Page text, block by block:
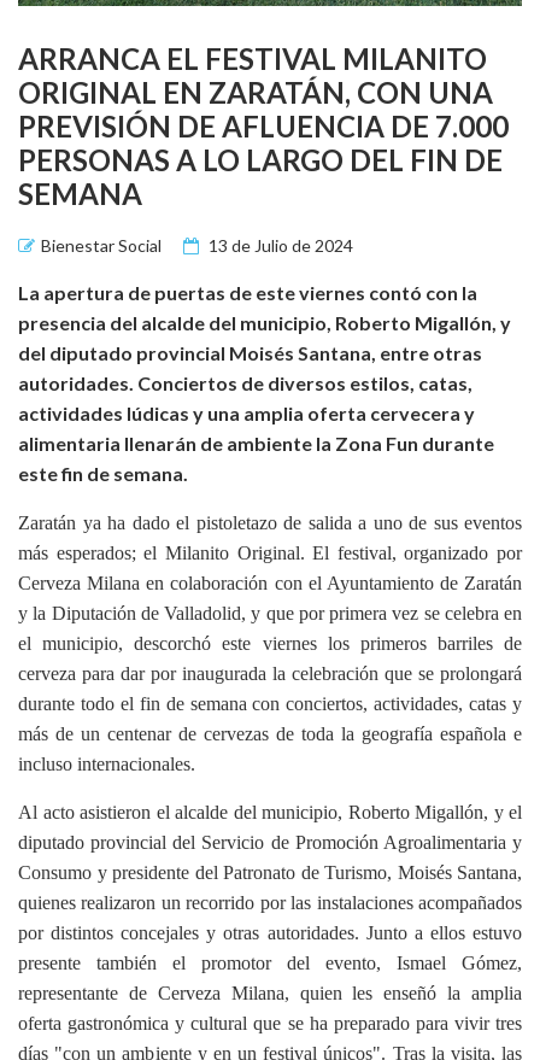
ARRANCA EL FESTIVAL MILANITO
ORIGINAL EN ZARATÁN, CON UNA
PREVISIÓN DE AFLUENCIA DE 7.000
PERSONAS A LO LARGO DEL FIN DE
SEMANA
Bienestar Social 13 de Julio de 2024
La apertura de puertas de este viernes contó con la
presencia del alcalde del municipio, Roberto Migallón, y
del diputado provincial Moisés Santana, entre otras
autoridades. Conciertos de diversos estilos, catas,
actividades lúdicas y una amplia oferta cervecera y
alimentaria llenarán de ambiente la Zona Fun durante
este fin de semana.
Zaratán ya ha dado el pistoletazo de salida a uno de sus eventos
más esperados; el Milanito Original. El festival, organizado por
Cerveza Milana en colaboración con el Ayuntamiento de Zaratán
y la Diputación de Valladolid, y que por primera vez se celebra en
el municipio, descorchó este viernes los primeros barriles de
cerveza para dar por inaugurada la celebración que se prolongará
durante todo el fin de semana con conciertos, actividades, catas y
más de un centenar de cervezas de toda la geografía española e
incluso internacionales.
Al acto asistieron el alcalde del municipio, Roberto Migallón, y el
diputado provincial del Servicio de Promoción Agroalimentaria y
Consumo y presidente del Patronato de Turismo, Moisés Santana,
quienes realizaron un recorrido por las instalaciones acompañados
por distintos concejales y otras autoridades. Junto a ellos estuvo
presente también el promotor del evento, Ismael Gómez,
representante de Cerveza Milana, quien les enseñó la amplia
oferta gastronómica y cultural que se ha preparado para vivir tres
días "con un ambiente y en un festival únicos". Tras la visita, las